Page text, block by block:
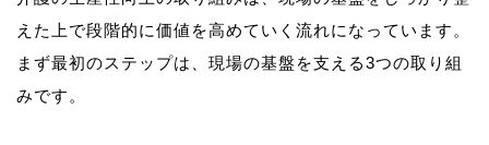
えた上で段階的に価値を高めていく流れになっています。
まず最初のステップは、現場の基盤を支える3つの取り組